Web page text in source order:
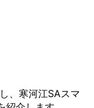
、寒河江SAスマ